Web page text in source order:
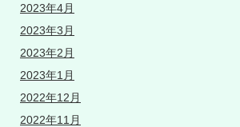
2023年4月
2023年3月
2023年2月
2023年1月
2022年12月
2022年11月